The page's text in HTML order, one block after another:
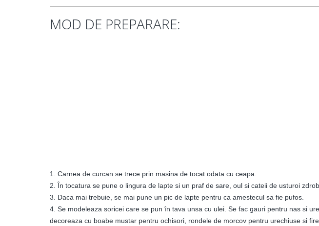
MOD DE PREPARARE:
1. Carnea de curcan se trece prin masina de tocat odata cu ceapa.
2. În tocatura se pune o lingura de lapte si un praf de sare, oul si cateii de usturoi
3. Daca mai trebuie, se mai pune un pic de lapte pentru ca amestecul sa fie pufos.
4. Se modeleaza soricei care se pun în tava unsa cu ulei. Se fac gauri pentru nas si
decoreaza cu boabe mustar pentru ochisori, rondele de morcov pentru urechiuse si